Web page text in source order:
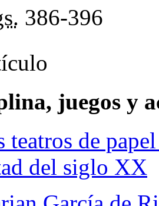
386-396
juegos y
teatros de
del siglo XX